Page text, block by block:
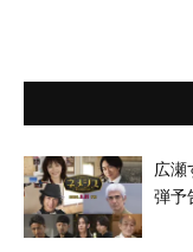
広瀬
弾予